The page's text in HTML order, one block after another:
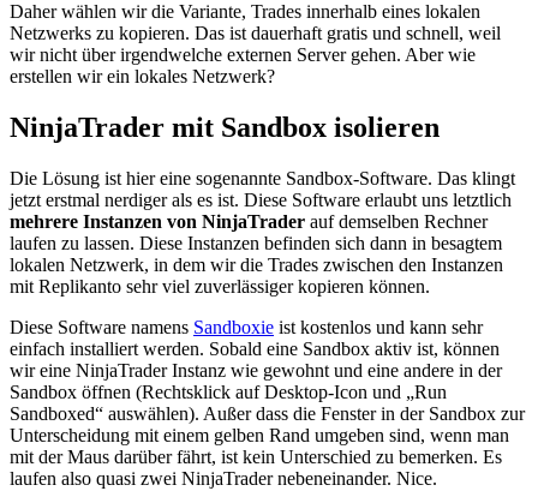
Daher wählen wir die Variante, Trades innerhalb eines lokalen
Netzwerks zu kopieren. Das ist dauerhaft gratis und schnell, weil
wir nicht über irgendwelche externen Server gehen. Aber wie
erstellen wir ein lokales Netzwerk?
NinjaTrader mit Sandbox isolieren
Die Lösung ist hier eine sogenannte Sandbox-Software. Das klingt
jetzt erstmal nerdiger als es ist. Diese Software erlaubt uns letztlich
mehrere Instanzen von NinjaTrader auf demselben Rechner
laufen zu lassen. Diese Instanzen befinden sich dann in besagtem
lokalen Netzwerk, in dem wir die Trades zwischen den Instanzen
mit Replikanto sehr viel zuverlässiger kopieren können.
Diese Software namens Sandboxie ist kostenlos und kann sehr
einfach installiert werden. Sobald eine Sandbox aktiv ist, können
wir eine NinjaTrader Instanz wie gewohnt und eine andere in der
Sandbox öffnen (Rechtsklick auf Desktop-Icon und „Run
Sandboxed“ auswählen). Außer dass die Fenster in der Sandbox zur
Unterscheidung mit einem gelben Rand umgeben sind, wenn man
mit der Maus darüber fährt, ist kein Unterschied zu bemerken. Es
laufen also quasi zwei NinjaTrader nebeneinander. Nice.